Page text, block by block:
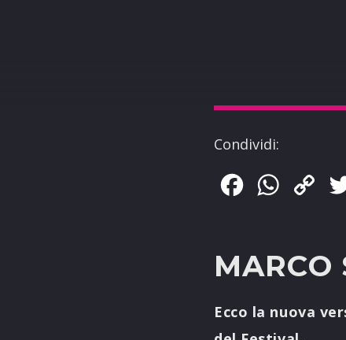
Condividi:
FacebookWhatsApp
MARCO
Ecco la nuova